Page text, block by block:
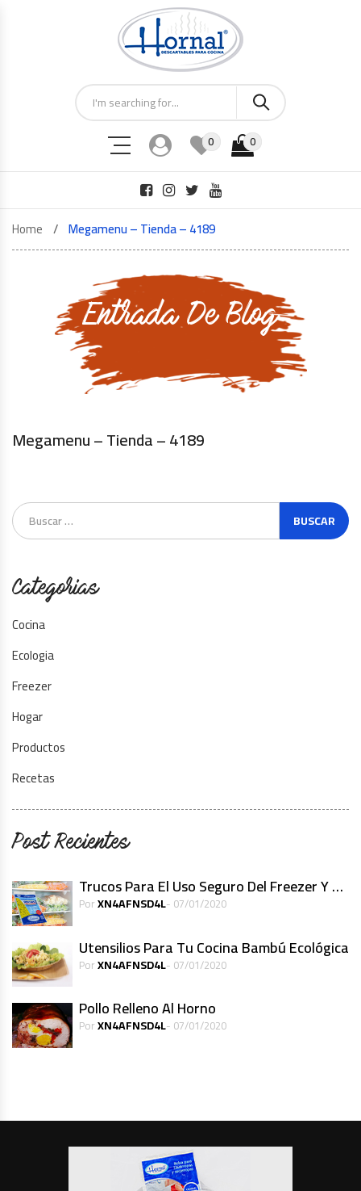
0 0
Home Megamenu – Tienda – 4189
Entrada De Blog
Megamenu – Tienda – 4189
Categorias
Cocina
Ecologia
Freezer
Hogar
Productos
Recetas
Post Recientes
Trucos Para El Uso Seguro Del Freezer Y Alimentos Congelados
PorXN4AFNSD4L- 07/01/2020
Utensilios Para Tu Cocina Bambú Ecológica
PorXN4AFNSD4L- 07/01/2020
Pollo Relleno Al Horno
PorXN4AFNSD4L- 07/01/2020